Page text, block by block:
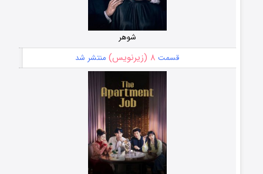
شوهر
قسمت ۸ (زیرنویس) منتشر شد